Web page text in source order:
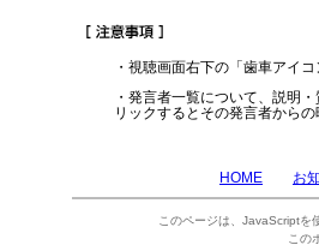
・視聴画面右下の「歯車アイ
・発言者一覧について、説明
リックするとその発言者からの
HOME お
このページは、JavaScriptを
この